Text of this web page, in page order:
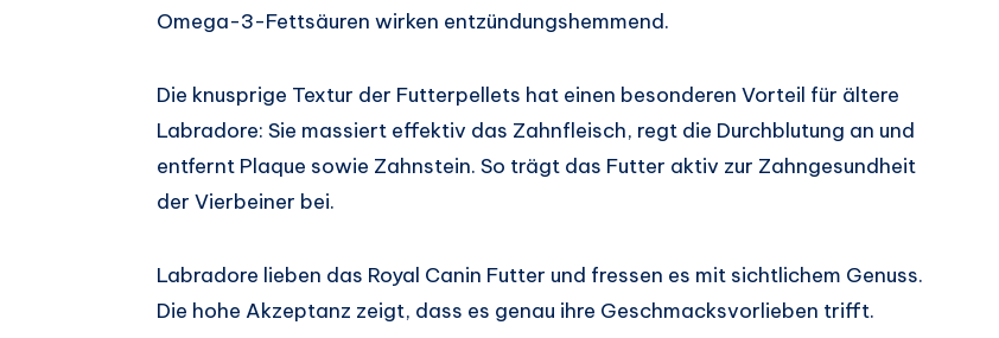
Omega-3-Fettsäuren wirken entzündungshemmend.
Die knusprige Textur der Futterpellets hat einen besonderen Vorteil für ältere
Labradore: Sie massiert effektiv das Zahnfleisch, regt die Durchblutung an und
entfernt Plaque sowie Zahnstein. So trägt das Futter aktiv zur Zahngesundheit
der Vierbeiner bei.
Labradore lieben das Royal Canin Futter und fressen es mit sichtlichem Genuss.
Die hohe Akzeptanz zeigt, dass es genau ihre Geschmacksvorlieben trifft.